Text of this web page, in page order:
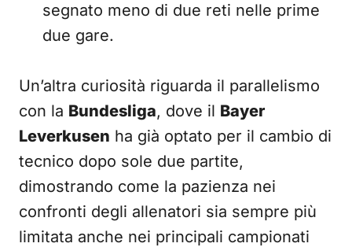
segnato meno di due reti nelle prime
due gare.
Un’altra curiosità riguarda il parallelismo
con la Bundesliga, dove il Bayer
Leverkusen ha già optato per il cambio di
tecnico dopo sole due partite,
dimostrando come la pazienza nei
confronti degli allenatori sia sempre più
limitata anche nei principali campionati